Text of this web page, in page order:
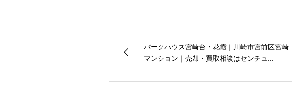
パークハウス宮崎台・花霞｜川崎市宮前区宮崎
マンション｜売却・買取相談はセンチュ...